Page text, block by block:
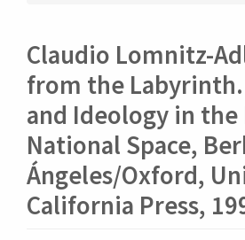
n
t
e
n
i
d
o
p
r
Claudio Lomnitz-
from the
and Ideology in the
National Space,
Ángeles/Oxford,
California Press,